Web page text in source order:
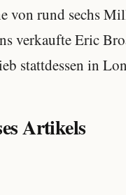
von rund sechs
verkaufte Eric
stattdessen in
Artikels